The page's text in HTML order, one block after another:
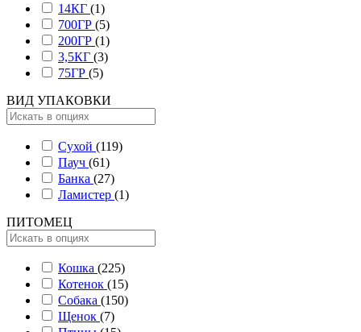
14КГ (1)
700ГР (5)
200ГР (1)
3,5КГ (3)
75ГР (5)
ВИД УПАКОВКИ
Сухой (119)
Пауч (61)
Банка (27)
Ламистер (1)
ПИТОМЕЦ
Кошка (225)
Котенок (15)
Собака (150)
Щенок (7)